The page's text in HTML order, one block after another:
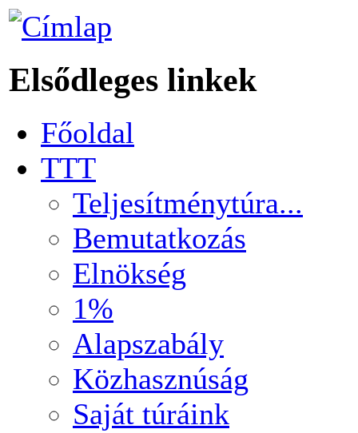
Elsődleges linkek
Főoldal
TTT
Teljesítménytúra...
Bemutatkozás
Elnökség
1%
Alapszabály
Közhasznúság
Saját túráink